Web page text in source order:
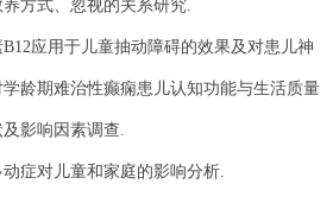
方式、忽视的关系研究.
应用于儿童抽动障碍的效果及对患儿神
龄期难治性癫痫患儿认知功能与生活质量
影响因素调查.
症对儿童和家庭的影响分析.